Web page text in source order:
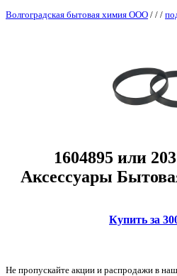
Волгоградская бытовая химия ООО / / /
1604895 или
Аксессуары
Купить за
Не пропускайте акции и распродажи в